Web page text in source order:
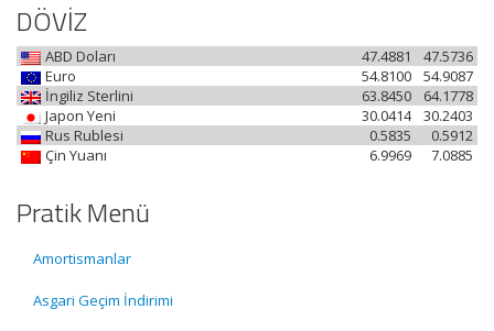
DÖVİZ
ABD Doları 47.5736
47.4881
Euro
54.9087
54.8100
İngiliz Sterlini
64.1778
63.8450
Japon Yeni
30.2403
30.0414
Rus Rublesi
0.5912
0.5835
Çin Yuanı
7.0885
6.9969
Pratik Menü
Amortismanlar
Asgari Geçim İndirimi